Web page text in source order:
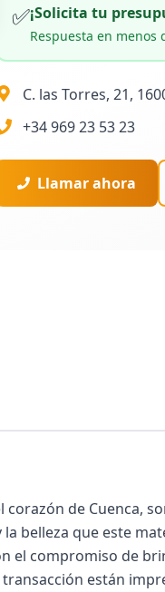
✅¡Solicita tu
Respuesta en menos
C. las Torres, 21,
+34 969 23 53 23
Llamar ahora
corazón de Cuenca,
belleza que este
el compromiso de
transacción están